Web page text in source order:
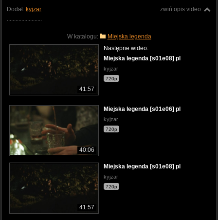
zwiń opis video
Dodał: kyjzar
W katalogu: Miejska legenda
41:57
Następne wideo:
Miejska legenda [s01e08] pl
kyjzar
720p
40:06
Miejska legenda [s01e06] pl
kyjzar
720p
41:57
Miejska legenda [s01e08] pl
kyjzar
720p